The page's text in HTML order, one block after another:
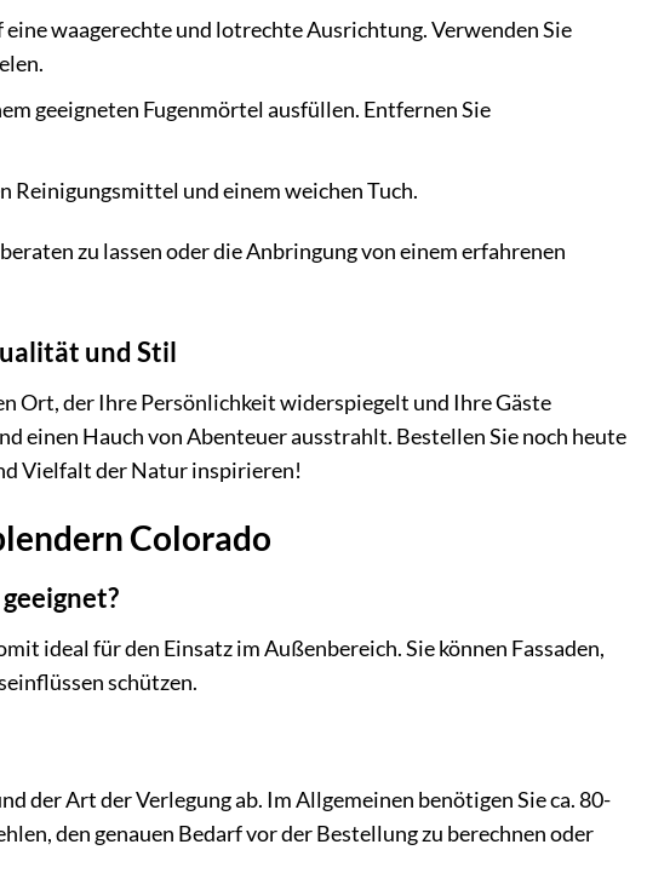
waagerechte und lotrechte Ausrichtung. Verwenden Sie
geeigneten Fugenmörtel ausfüllen. Entfernen Sie
Reinigungsmittel und einem weichen Tuch.
zu lassen oder die Anbringung von einem erfahrenen
und Stil
Ort, der Ihre Persönlichkeit widerspiegelt und Ihre Gäste
einen Hauch von Abenteuer ausstrahlt. Bestellen Sie noch heute
Vielfalt der Natur inspirieren!
Colorado
ideal für den Einsatz im Außenbereich. Sie können Fassaden,
schützen.
der Art der Verlegung ab. Im Allgemeinen benötigen Sie ca. 80-
den genauen Bedarf vor der Bestellung zu berechnen oder